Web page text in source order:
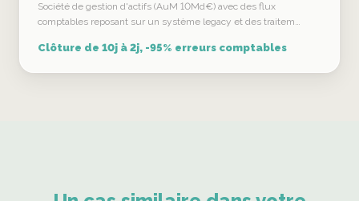
Société de gestion d'actifs (AuM 10Md€) avec des flux
comptables reposant sur un système legacy et des traitem…
Clôture de 10j à 2j, -95% erreurs comptables